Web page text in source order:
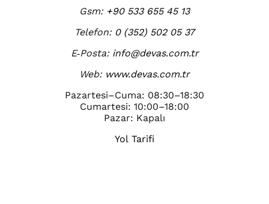
Gsm: +90 533 655 45 13
Telefon: 0 (352) 502 05 37
E‑Posta: info@devas.com.tr
Web: www.devas.com.tr
Pazartesi–Cuma: 08:30–18:30
Cumartesi: 10:00–18:00
Pazar: Kapalı
Yol Tarifi